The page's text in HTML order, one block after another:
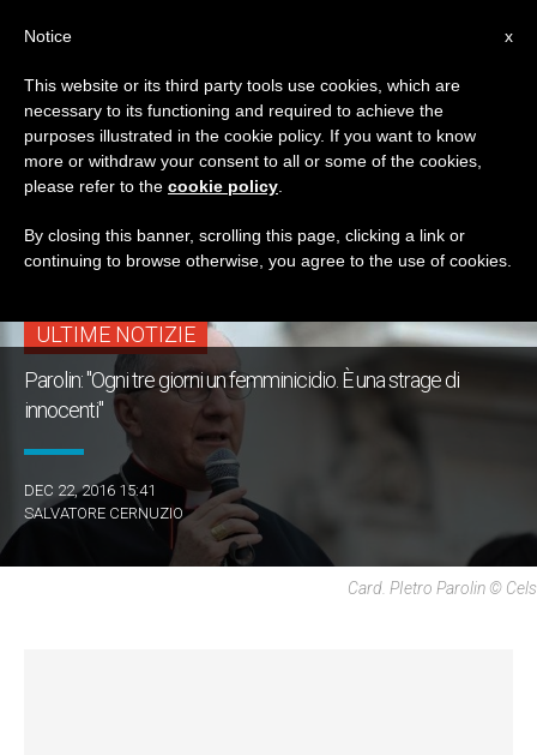
TAG
Posts Tagged ‘sara Di
Pietrantonio’
ULTIME NOTIZIE
Parolin: "Ogni tre giorni un femminicidio. È una strage di
innocenti"
DEC 22, 2016 15:41
SALVATORE CERNUZIO
Card. PIetro Parolin © Cels
x
Notice
This website or its third party tools use cookies, which are
necessary to its functioning and required to achieve the
purposes illustrated in the cookie policy. If you want to know
more or withdraw your consent to all or some of the cookies,
please refer to the cookie policy
By closing this banner, scrolling this page, clicking a link or
continuing to browse otherwise, you agree to the use of cookies.